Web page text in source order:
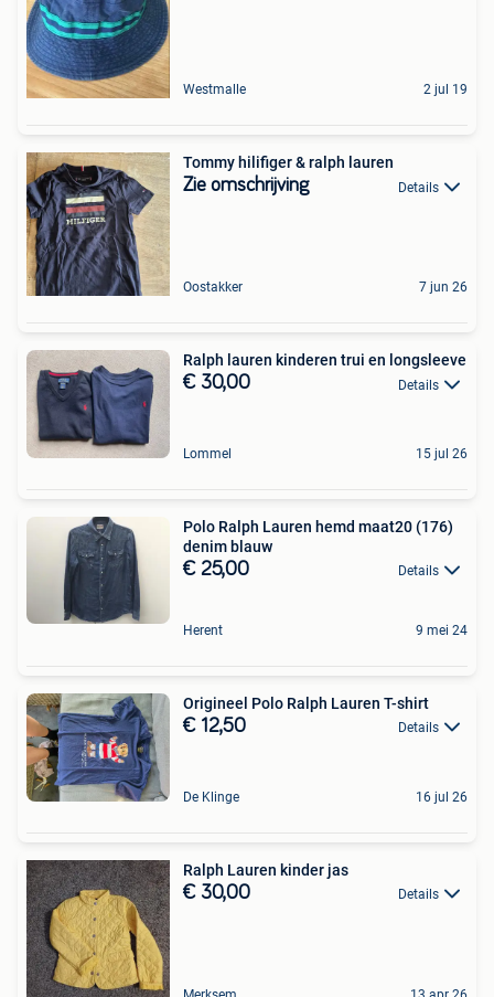
Westmalle 2 jul 19
Tommy hilifiger & ralph lauren
Zie omschrijving Details
Oostakker 7 jun 26
Ralph lauren kinderen trui en longsleeve
€ 30,00 Details
Lommel 15 jul 26
Polo Ralph Lauren hemd maat20 (176)
denim blauw
€ 25,00 Details
Herent 9 mei 24
Origineel Polo Ralph Lauren T-shirt
€ 12,50 Details
De Klinge 16 jul 26
Ralph Lauren kinder jas
€ 30,00 Details